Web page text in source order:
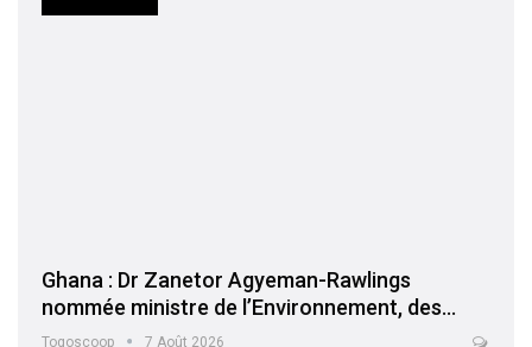
Ghana : Dr Zanetor Agyeman-Rawlings
nommée ministre de l’Environnement, des…
Togoscoop 7 Août 2026